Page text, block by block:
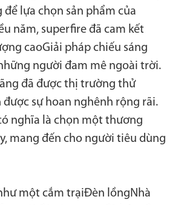
lựa chọn sản phẩm của
năm, superfire đã cam kết
caoGiải pháp chiếu sáng
người đam mê ngoài trời.
đã được thị trường thử
sự hoan nghênh rộng rãi.
nghĩa là chọn một thương
mang đến cho người tiêu dùng
một cắm trạiĐèn lồngNhà